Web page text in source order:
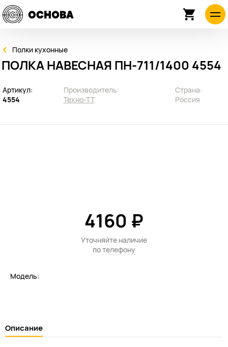
Полки кухонные
ПОЛКА НАВЕСНАЯ ПН-711/1400 4554
Артикул:
4554
Производитель:
Техно-ТТ
Страна:
Россия
Модель:
4160 ₽
Уточняйте наличие
потелефону
Описание